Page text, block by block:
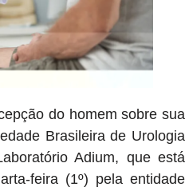
do homem sobre sua
Brasileira de Urologia
Adium, que está
feira (1º) pela entidade